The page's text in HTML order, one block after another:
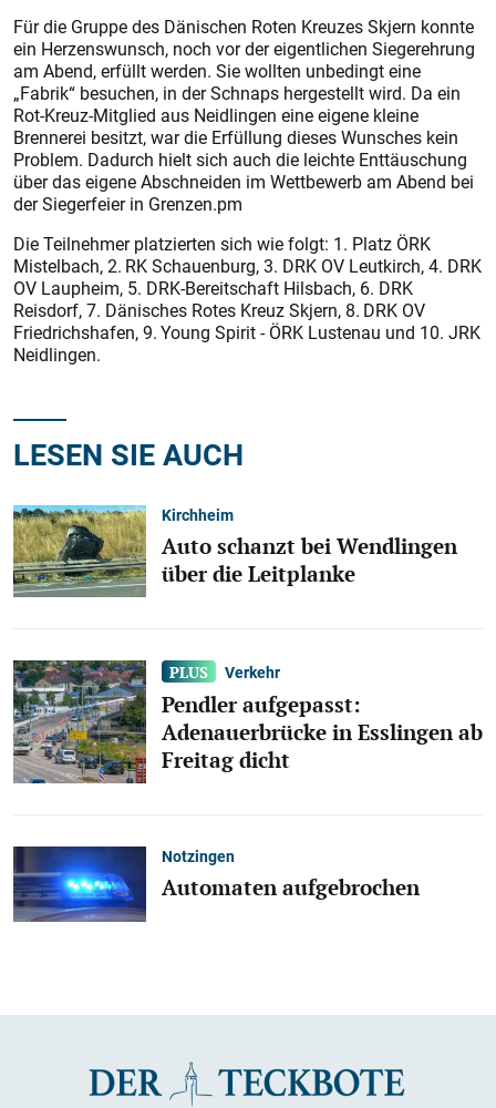
Für die Gruppe des Dänischen ­Ro­ten Kreuzes Skjern konnte
ein Herzenswunsch, noch vor der eigentlichen Siegerehrung
am Abend, erfüllt werden. Sie wollten unbedingt eine
„Fabrik“ besuchen, in der Schnaps hergestellt wird. Da ein
Rot-Kreuz-Mitglied aus Neidlingen eine eigene kleine
Brennerei besitzt, war die Erfüllung dieses Wunsches kein
Problem. Dadurch hielt sich auch die leichte Enttäuschung
über das eigene Abschneiden im Wettbewerb am Abend bei
der Siegerfeier in Grenzen.pm
Die Teilnehmer platzierten sich wie folgt: 1. Platz ÖRK
Mistelbach, 2. RK Schauenburg, 3. DRK OV Leutkirch, 4. DRK
OV Laupheim, 5. DRK-Bereitschaft Hilsbach, 6. DRK
Reisdorf, 7. Dänisches Rotes Kreuz Skjern, 8. DRK OV
Friedrichshafen, 9. Young Spirit - ÖRK Lustenau und 10. JRK
Neidlingen.
LESEN SIE AUCH
Kirchheim
Auto schanzt bei Wendlingen
über die Leitplanke
Verkehr
Pendler aufgepasst:
Adenauerbrücke in Esslingen ab
Freitag dicht
Notzingen
Automaten aufgebrochen